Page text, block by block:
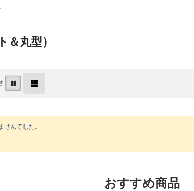
丸型）
んでした。
おすすめ商品